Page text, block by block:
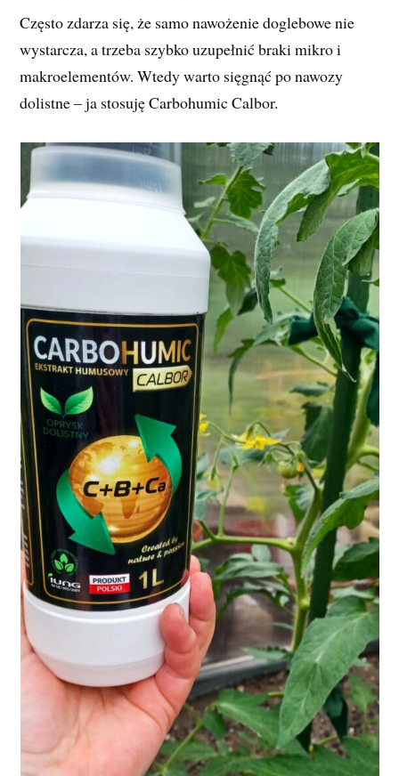
Często zdarza się, że samo nawożenie doglebowe nie
wystarcza, a trzeba szybko uzupełnić braki mikro i
makroelementów. Wtedy warto sięgnąć po nawozy
dolistne – ja stosuję Carbohumic Calbor.